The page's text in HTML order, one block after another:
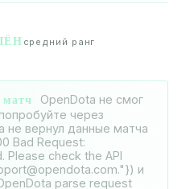
средний ранг
матч
OpenDota не смог
через
не вернул данные матча
Bad Request:
Please check the API
и
parse request